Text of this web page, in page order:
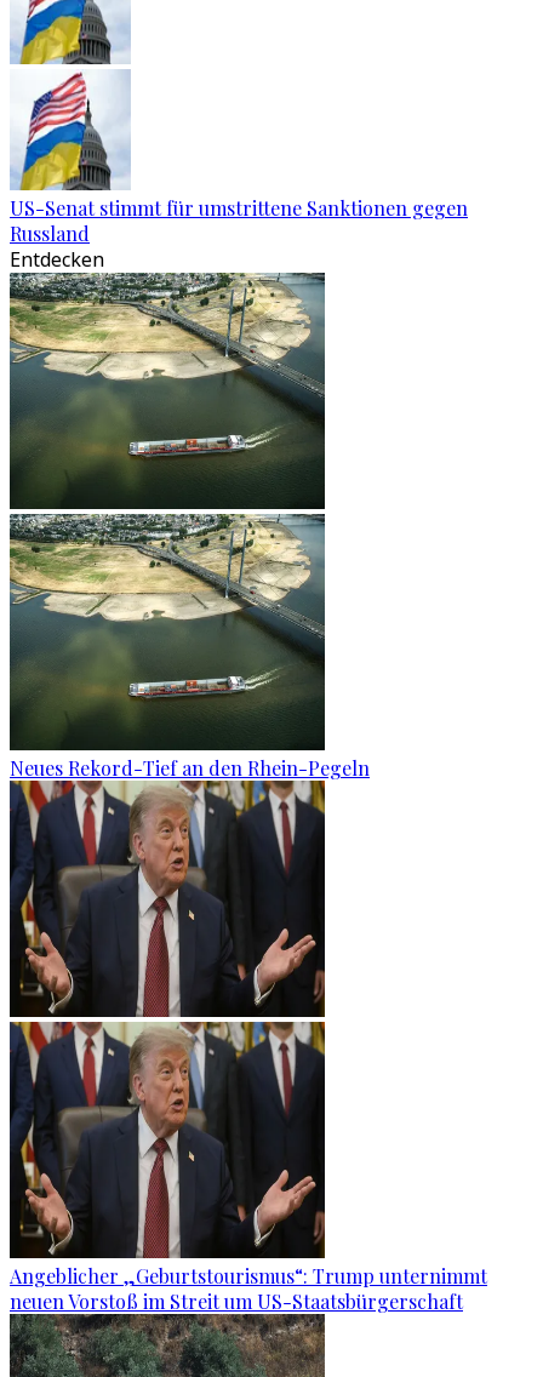
US-Senat stimmt für umstrittene Sanktionen gegen
Russland
Entdecken
Neues Rekord-Tief an den Rhein-Pegeln
Angeblicher „Geburtstourismus“: Trump unternimmt
neuen Vorstoß im Streit um US-Staatsbürgerschaft